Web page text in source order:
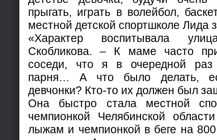
прыгать, играть в волейбол,
местной детской спортшколе
«Характер воспитывала
Скобликова. – К маме часто
соседи, что я в очередной раз
парня… А что было делать,
девчонки? Кто-то их должен был
Она быстро стала местной
чемпионкой Челябинской
лыжам и чемпионкой в беге на